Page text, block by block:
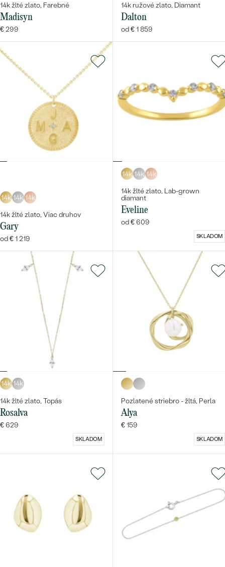
14k žlté zlato, Farebné
Madisyn
€ 299
14k ružové zlato, Diamant
Dalton
od € 1 859
14k 14k 14k
14k žlté zlato, Viac druhov
Gary
od € 1 219
14k 14k 14k
14k žlté zlato, Lab-grown
diamant
Eveline
od € 609
SKLADOM
14k 14k
14k žlté zlato, Topás
Rosalva
€ 629
SKLADOM
Pozlatené striebro - žltá, Perla
Alya
€ 159
SKLADOM